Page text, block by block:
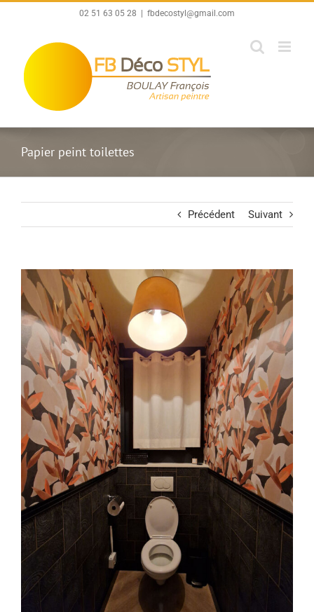
02 51 63 05 28 fbdecostyl@gmail.com
Papier peint toilettes
Précédent Suivant
View
Larger
Image